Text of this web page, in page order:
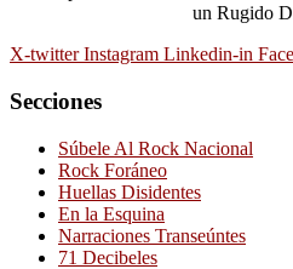
un Rugido
X-twitter Instagram Linkedin-in
Secciones
Súbele Al Rock Nacional
Rock Foráneo
Huellas Disidentes
En la Esquina
Narraciones Transeúntes
71 Decibeles